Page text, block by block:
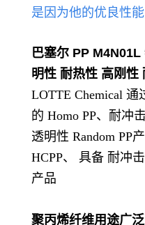
是因为他的优良性
巴塞尔 PP M4N01L
明性 耐热性 高刚性
LOTTE Chemical
的 Homo PP、耐冲
透明性 Random PP
HCPP、 具备 耐冲
产品
聚丙烯纤维用途广